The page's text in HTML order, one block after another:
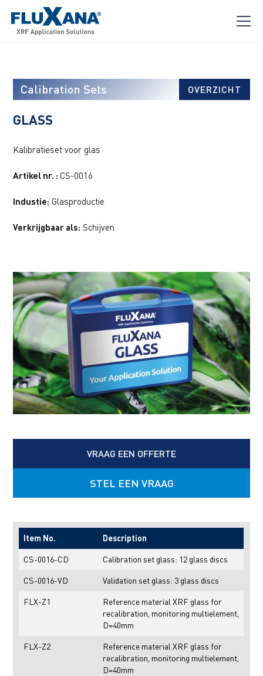
Calibration Sets OVERZICHT
GLASS
Kalibratieset voor glas
Artikel nr. :CS-0016
Industie: Glasproductie
Verkrijgbaar als: Schijven
VRAAG EEN OFFERTE
STEL EEN VRAAG
Item No. Description
CS-0016-CD Calibration set glass: 12 glass discs
CS-0016-VD Validation set glass: 3 glass discs
FLX-Z1
Reference material XRF glass for
recalibration, monitoring multielement,
D=40mm
FLX-Z2
Reference material XRF glass for
recalibration, monitoring multielement,
D=40mm